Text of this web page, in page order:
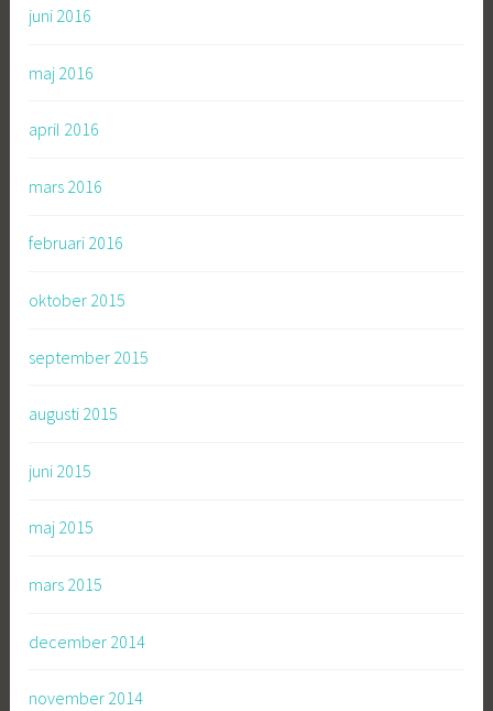
juni 2016
maj 2016
april 2016
mars 2016
februari 2016
oktober 2015
september 2015
augusti 2015
juni 2015
maj 2015
mars 2015
december 2014
november 2014